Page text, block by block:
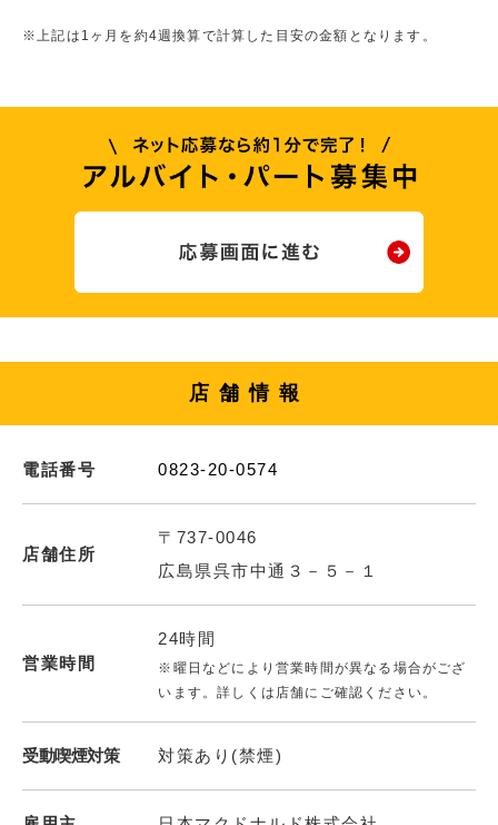
※上記は1ヶ月を約4週換算で計算した目安の金額となります。
店舗情報
電話番号 0823-20-0574
店舗住所
〒737-0046
広島県呉市中通３－５－１
営業時間
24時間
※曜日などにより営業時間が異なる場合がござ
います。詳しくは店舗にご確認ください。
受動喫煙対策 対策あり(禁煙)